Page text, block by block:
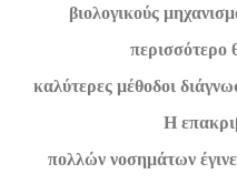
βιολογικούς
περισσότερο
καλύτερες μέθοδοι
Η
πολλών νοσημάτων